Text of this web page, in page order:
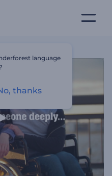
language
thanks